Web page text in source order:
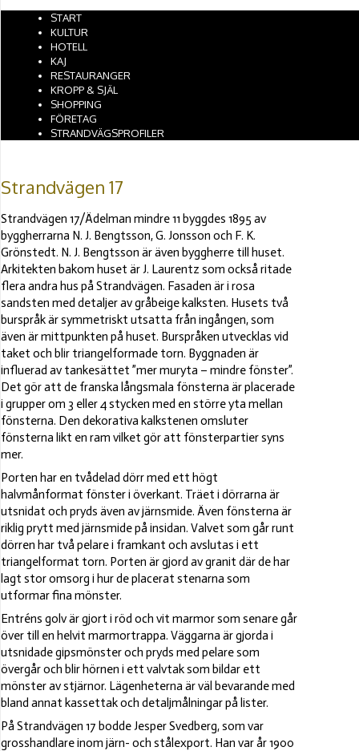
Hoppa till huvudinnehåll
START
KULTUR
HOTELL
KAJ
RESTAURANGER
KROPP & SJÄL
SHOPPING
FÖRETAG
STRANDVÄGSPROFILER
Strandvägen 17
Strandvägen 17/Ädelman mindre 11 byggdes 1895 av
byggherrarna N. J. Bengtsson, G. Jonsson och F. K.
Grönstedt. N. J. Bengtsson är även byggherre till huset.
Arkitekten bakom huset är J. Laurentz som också ritade
flera andra hus på Strandvägen. Fasaden är i rosa
sandsten med detaljer av gråbeige kalksten. Husets två
burspråk är symmetriskt utsatta från ingången, som
även är mittpunkten på huset. Burspråken utvecklas vid
taket och blir triangelformade torn. Byggnaden är
influerad av tankesättet ”mer muryta – mindre fönster”.
Det gör att de franska långsmala fönsterna är placerade
i grupper om 3 eller 4 stycken med en större yta mellan
fönsterna. Den dekorativa kalkstenen omsluter
fönsterna likt en ram vilket gör att fönsterpartier syns
mer.
Porten har en tvådelad dörr med ett högt
halvmånformat fönster i överkant. Träet i dörrarna är
utsnidat och pryds även av järnsmide. Även fönsterna är
riklig prytt med järnsmide på insidan. Valvet som går runt
dörren har två pelare i framkant och avslutas i ett
triangelformat torn. Porten är gjord av granit där de har
lagt stor omsorg i hur de placerat stenarna som
utformar fina mönster.
Entréns golv är gjort i röd och vit marmor som senare går
över till en helvit marmortrappa. Väggarna är gjorda i
utsnidade gipsmönster och pryds med pelare som
övergår och blir hörnen i ett valvtak som bildar ett
mönster av stjärnor. Lägenheterna är väl bevarande med
bland annat kassettak och detaljmålningar på lister.
På Strandvägen 17 bodde Jesper Svedberg, som var
grosshandlare inom järn- och stålexport. Han var år 1900